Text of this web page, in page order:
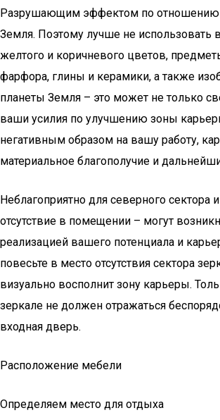
Разрушающим эффектом по отношению
Земля. Поэтому лучше не
желтого и коричневого цветов,
фарфора, глины и керамики, а также
планеты Земля – это может не только
ваши усилия по улучшению зоны
негативным образом на вашу работу,
материальное благополучие и
Неблагоприятно для северного сектора
отсутствие в помещении – могут
реализацией вашего потенциала и
повесьте в место отсутствия сектора
визуально восполнит зону карьеры.
зеркале не должен отражаться
входная дверь.
Расположение мебели
Определяем место для отдыха